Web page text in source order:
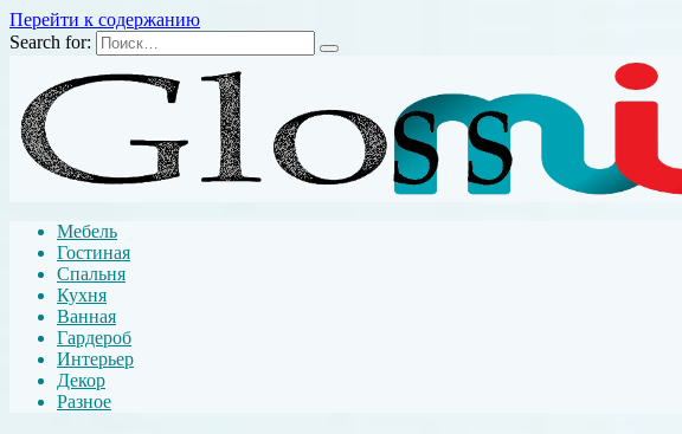
Перейти к содержанию
Search for:
Мебель
Гостиная
Спальня
Кухня
Ванная
Гардероб
Интерьер
Декор
Разное